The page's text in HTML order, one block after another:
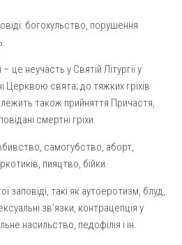
Св. Вінкентія. Дім Милосердя
Богородиці Сестер Чину
охорони здоров’я
богохульство, порушення
це неучасть у Святій Літургії у
Церквою свята; до тяжких гріхів
також прийняття Причастя,
смертні гріхи.
вбивство, самогубство, аборт,
пияцтво, бійки.
заповіді, такі як аутоеротизм, блуд,
зв’язки, контрацепція у
насильство, педофілія і ін.